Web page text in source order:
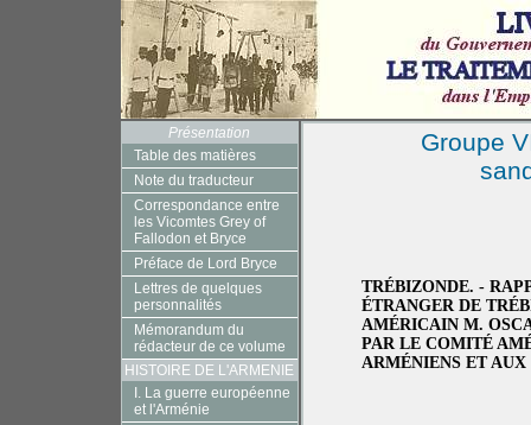
Présentation
Table des matières
Note du traducteur
Correspondance entre
les Vicomtes Grey of
Fallodon et Bryce
Préface de Lord Bryce
Lettres de quelques
personnalités
Mémorandum du
rédacteur de ce volume
HISTOIRE DE L'ARMENIE
I. La guerre européenne
et l'Arménie
Groupe
TRÉBIZONDE. -
ÉTRANGER DE
AMÉRICAIN M.
PAR LE COMITÉ
ARMÉNIENS ET AUX